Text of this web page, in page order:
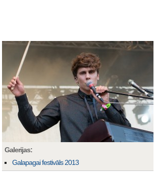
Galerijas:
Galapagai festivāls 2013